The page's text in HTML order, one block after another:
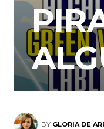
BY GLORIA DE